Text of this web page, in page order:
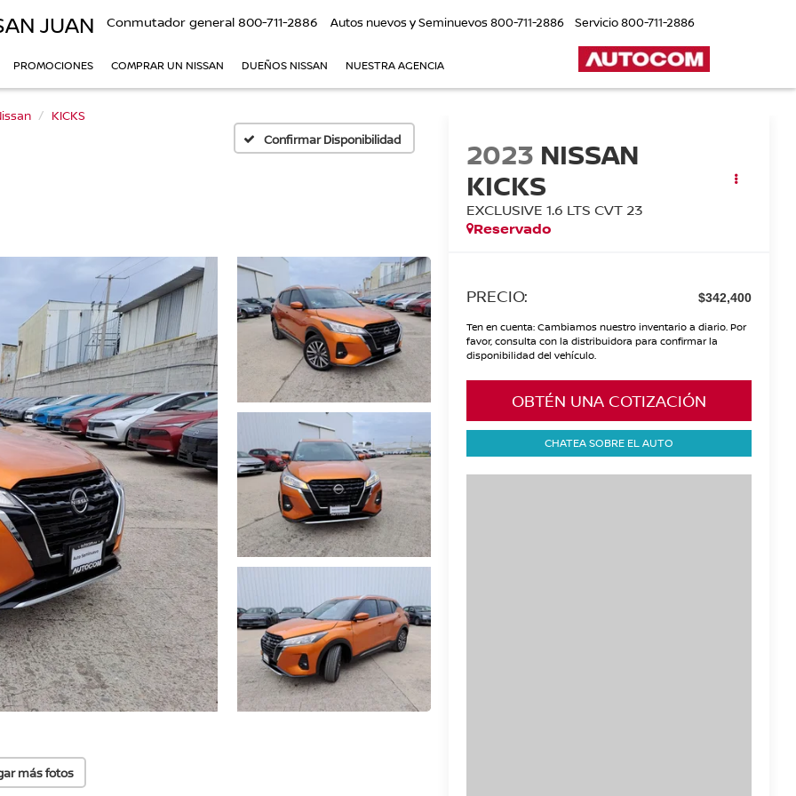
JUAN Conmutador general 800-711-2886 Autos nuevos y Seminuevos800-711-2886 Servicio800-711-2886
PROMOCIONES COMPRAR UN NISSAN DUEÑOS NISSAN NUESTRA AGENCIA
KICKS
Confirmar Disponibilidad
más fotos
2023 NISSAN
KICKS
EXCLUSIVE 1.6 LTS CVT 23
Reservado
PRECIO: $342,400
Ten en cuenta: Cambiamos nuestro inventario a diario. Por
favor, consulta con la distribuidora para confirmar la
disponibilidad del vehículo.
OBTÉN UNA COTIZACIÓN
CHATEA SOBRE EL AUTO